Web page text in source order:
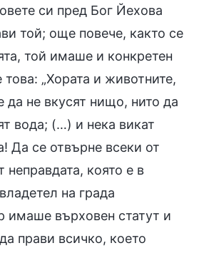
си пред Бог Йехова
той; още повече, както се
той имаше и конкретен
това: „Хората и животните,
да не вкусят нищо, нито да
вода; (…) и нека викат
Да се отвърне всеки от
която е в
на града
имаше върховен статут и
прави всичко, което